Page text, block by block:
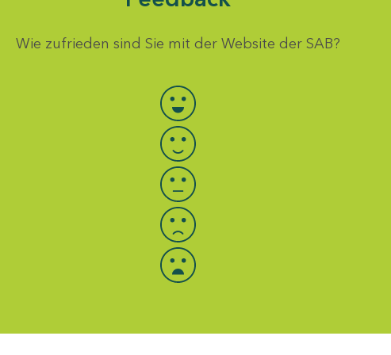
Wie zufrieden sind Sie mit der Website der SAB?
Bewertung auswählen